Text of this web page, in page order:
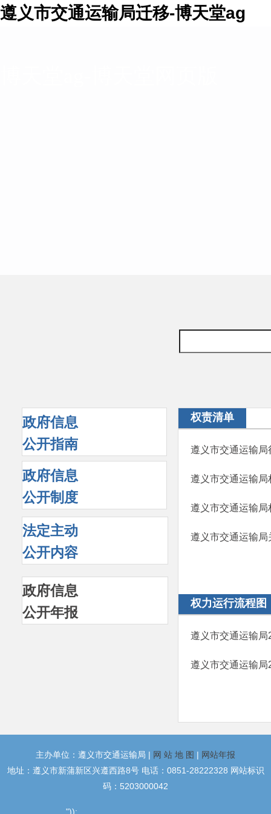
遵义市交通运输局迁移-博天堂ag
政府信息
公开指南
政府信息
公开制度
法定主动
公开内容
政府信息
公开年报
权责清单
遵义市交通运输
遵义市交通运输
遵义市交通运输
遵义市交通运输
权力运行流程图
遵义市交通运输
遵义市交通运输
主办单位：遵义市交通运输局 | 网 站 地 图 | 网站年报
地址：遵义市新蒲新区兴遵西路8号 电话：0851-28222328 网站标识
码：5203000042
"));